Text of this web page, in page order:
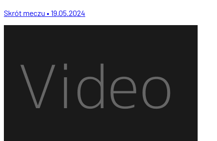
Skrót meczu • 19.05.2024